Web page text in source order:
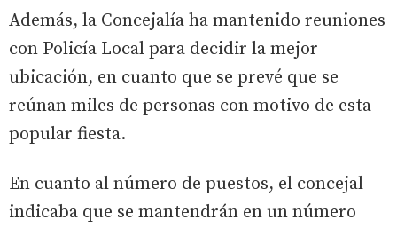
Además, la Concejalía ha mantenido reuniones
con Policía Local para decidir la mejor
ubicación, en cuanto que se prevé que se
reúnan miles de personas con motivo de esta
popular fiesta.
En cuanto al número de puestos, el concejal
indicaba que se mantendrán en un número